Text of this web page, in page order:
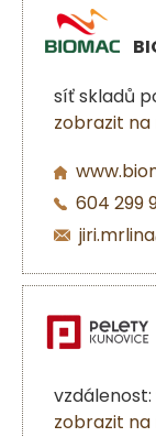
síť skladů
zobrazit
604 299
zobrazit